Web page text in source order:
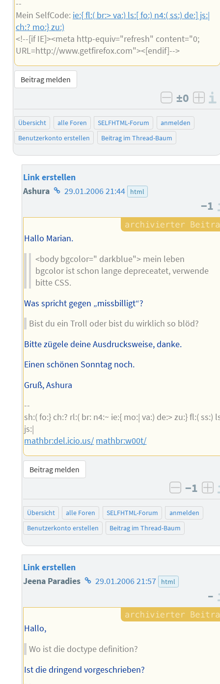
--
Mein SelfCode: ie:{ fl:( br:> va:) ls:[ fo:) n4:( ss:) de:] js:|
ch:? mo:} zu:)
<!--[if IE]><meta http-equiv="refresh" content="0;
URL=http://www.getfirefox.com"><[endif]-->
Beitrag melden
negativ
±0
Übersicht alle Foren SELFHTML-Forum
anmelden
Benutzerkonto erstellen
Beitrag im Thread-Baum
Link erstellen
Ashura Homepage
Autors
29.01.2006 21:44 html
−1
Hallo Marian.
<body bgcolor=" darkblue"> mein leben
bgcolor ist schon lange depreceatet, verwende
bitte CSS.
Was spricht gegen „missbilligt“?
Bist du ein Troll oder bist du wirklich so blöd?
Bitte zügele deine Ausdrucksweise, danke.
Einen schönen Sonntag noch.
Gruß, Ashura
--
sh:( fo:} ch:? rl:( br: n4:~ ie:{ mo:| va:) de:> zu:} fl:( ss:)
js:|
mathbr:del.icio.us/ mathbr:w00t/
Beitrag melden
negativ
−1
Übersicht alle Foren SELFHTML-Forum
anmelden
Benutzerkonto erstellen
Beitrag im Thread-Baum
Link erstellen
Jeena Paradies Homepage
Autors
29.01.2006 21:57 html
–
Hallo,
Wo ist die doctype definition?
Ist die dringend vorgeschrieben?